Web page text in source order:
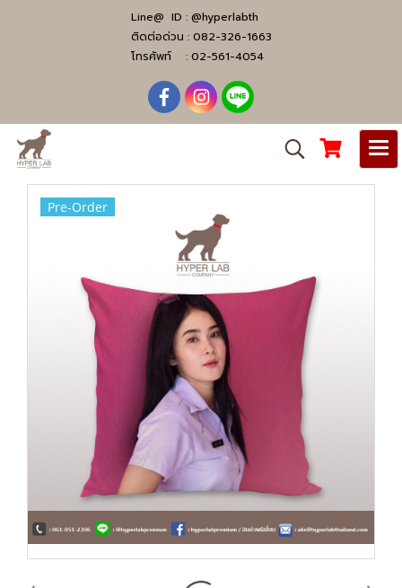
Line@ ID : @hyperlabth
ติดต่อด่วน : 082-326-1663
โทรศัพท์ : 02-561-4054
Pre-Order